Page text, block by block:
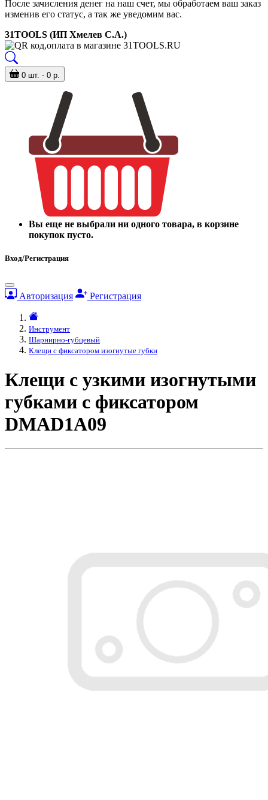
После зачисления денег на наш счет, мы обработаем ваш заказ
изменив его статус, а так же уведомим вас.
31TOOLS (ИП Хмелев С.А.)
0 шт. - 0 р.
Вы еще не выбрали ни одного товара, в корзине
покупок пусто.
Вход/Регистрация
Авторизация Регистрация
Инструмент
Шарнирно-губцевый
Клещи с фиксатором изогнутые губки
Клещи с узкими изогнутыми
губками с фиксатором
DMAD1A09